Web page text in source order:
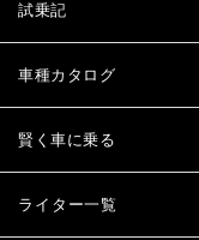
試乗記
車種カタログ
賢く車に乗る
ライター一覧